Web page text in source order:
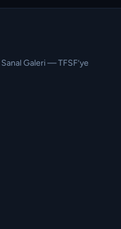
Galeri — TFSF’ye